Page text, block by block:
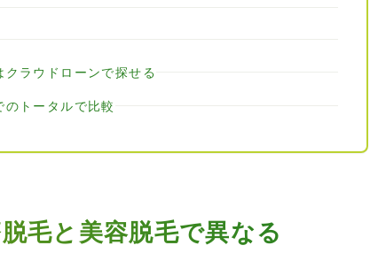
ラウドローンで探せる
トータルで比較
毛と美容脱毛で異なる